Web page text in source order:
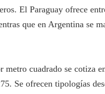
El Paraguay ofrece
que en Argentina se
cuadrado se cotiza
Se ofrecen tipologías